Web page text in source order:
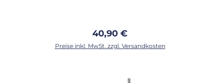
– Sattelstützen: Ø 22,2 mm – Sattelklemmen: Ø
Fazit: Technisch bewährt, optisch auffällig: Die farbige
Regulärer Preis:
40,90 €
Preise inkl. MwSt. zzgl. Versandkosten